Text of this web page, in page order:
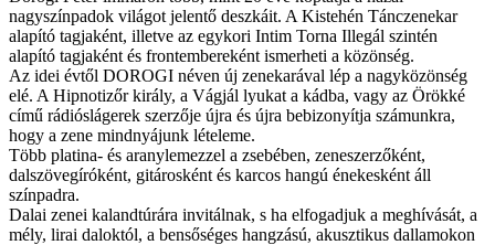
nagyszínpadok világot jelentő deszkáit. A Kistehén Tánczenekar
alapító tagjaként, illetve az egykori Intim Torna Illegál szintén
alapító tagjaként és frontembereként ismerheti a közönség.
Az idei évtől DOROGI néven új zenekarával lép a nagyközönség
elé. A Hipnotizőr király, a Vágjál lyukat a kádba, vagy az Örökké
című rádióslágerek szerzője újra és újra bebizonyítja számunkra,
hogy a zene mindnyájunk lételeme.
Több platina- és aranylemezzel a zsebében, zeneszerzőként,
dalszövegíróként, gitárosként és karcos hangú énekesként áll
színpadra.
Dalai zenei kalandtúrára invitálnak, s ha elfogadjuk a meghívását, a
mély, lirai daloktól, a bensőséges hangzású, akusztikus dallamokon